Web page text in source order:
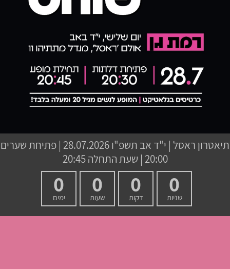
תיאטרון ראסל | י"ד אב תשפ"ו
28.07.2026 | פתיחת שערים
20:00 | שעת התחלה 20:45
0
שניות
0
דקות
0
שעות
0
ימים